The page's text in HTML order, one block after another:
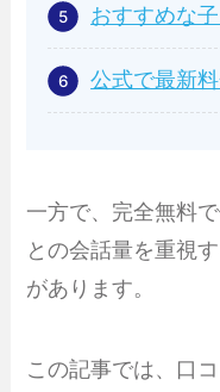
おすすめな
公式で最新
一方で、完全無料
との会話量を重視
があります。
この記事では、口